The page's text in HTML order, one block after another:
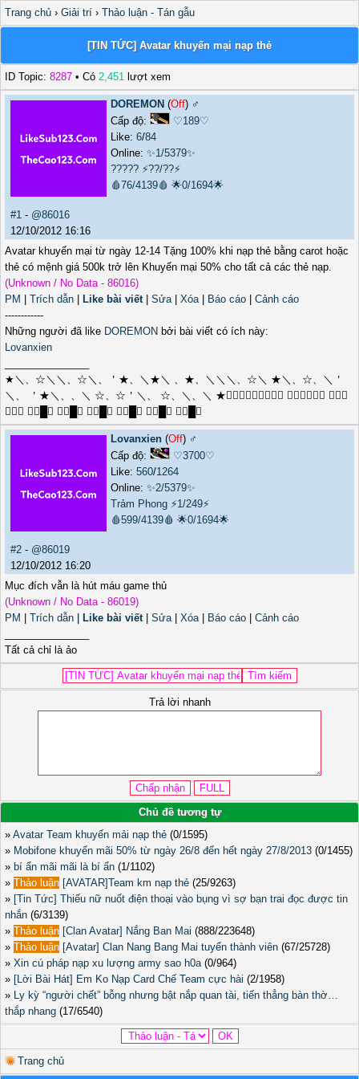
Trang chủ › Giải trí › Thảo luận - Tán gẫu
[TIN TỨC] Avatar khuyến mại nạp thẻ
ID Topic: 8287 • Có 2,451 lượt xem
DOREMON (Off) ♂️
Cấp độ:
♡189♡
Like: 6/84
Online: ✨1/5379✨
????? ⚡??/??⚡
🩸76/4139🩸 🌟0/1694🌟
#1 - @86016
12/10/2012 16:16
Avatar khuyến mại từ ngày 12-14 Tặng 100% khi nạp thẻ bằng carot hoặc
thẻ có mệnh giá 500k trở lên Khuyến mại 50% cho tất cả các thẻ nạp.
(Unknown / No Data - 86016)
PM
Trích dẫn Like bài viết| Sửa| Xóa| Báo cáo
Cảnh cáo
------------
Những người đã like DOREMON bởi bài viết có ích này:
Lovanxien
★＼、☆＼＼、☆＼、＇★、＼★＼ 、★、＼＼＼、☆＼ ★＼、☆、＼＇
＼、 ＇★＼、、＼ ☆、☆＇＼、 ☆、＼、＼ ★╭⌒╮╭⌒╮ ╭⌒╮ ╭⌒╮
 ╱◥█◣ ╱◥█◣ ╱◥█◣ ╱◥█◣ ╱◥█◣ ╱◥█◣
Lovanxien (Off) ♂️
Cấp độ:
♡3700♡
Like: 560/1264
Online: ✨2/5379✨
Trảm Phong ⚡1/249⚡
🩸599/4139🩸 🌟0/1694🌟
#2 - @86019
12/10/2012 16:20
Mục đích vẫn là hút máu game thủ
(Unknown / No Data - 86019)
PM
Trích dẫn Like bài viết| Sửa| Xóa| Báo cáo
Cảnh cáo
Tất cả chỉ là ảo
Trả lời nhanh
Chủ đề tương tự
» Avatar Team khuyến mải nạp thẻ (0/1595)
» Mobifone khuyến mãi 50% từ ngày 26/8 đến hết ngày 27/8/2013 (0/1455)
» bí ẩn mãi mãi là bí ẩn (1/1102)
» Thảo luận [AVATAR]Team km nạp thẻ (25/9263)
» [Tin Tức] Thiếu nữ nuốt điện thoại vào bụng vì sợ bạn trai đọc được tin
nhắn (6/3139)
» Thảo luận [Clan Avatar] Nắng Ban Mai (888/223648)
» Thảo luận [Avatar] Clan Nang Bang Mai tuyển thành viên (67/25728)
» Xin cú pháp nạp xu lượng army sao h0a(0/964)
» [Lời Bài Hát] Em Ko Nạp Card Chế Team cực hài (2/1958)
» Ly kỳ “người chết” bỗng nhưng bật nắp quan tài, tiến thẳng bàn thờ…
thắp nhang (17/6540)
Trang chủ